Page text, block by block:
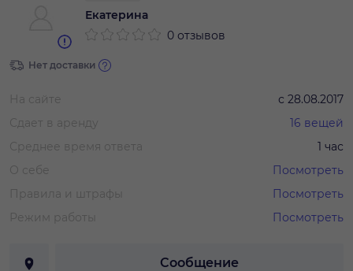
Екатерина
0 отзывов
Нет доставки
На сайте с 28.08.2017
Сдает в аренду
16 вещей
Среднее время ответа
1 час
О себе
Посмотреть
Правила и штрафы
Посмотреть
Режим работы
Посмотреть
Сообщение